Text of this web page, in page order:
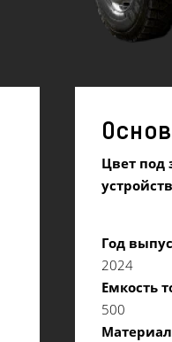
Цвет под
Год
2024
Емкость
500